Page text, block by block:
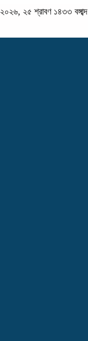
২৫ শ্রাবণ ১৪৩৩ বঙ্গাব্দ